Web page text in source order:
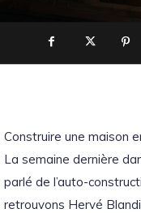
Construire une maison
La semaine dernière
parlé de l’auto-
retrouvons Hervé